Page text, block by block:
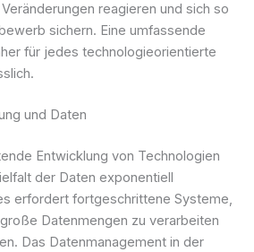
reagieren und sich so
sichern. Eine umfassende
für jedes technologieorientierte
und Daten
Entwicklung von Technologien
der Daten exponentiell
erfordert fortgeschrittene Systeme,
Datenmengen zu verarbeiten
Das Datenmanagement in der